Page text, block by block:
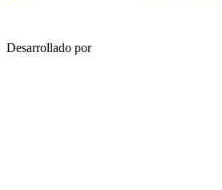
Desarrollado por